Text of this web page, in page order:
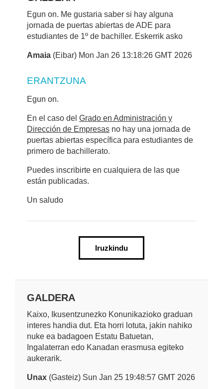
Egun on. Me gustaria saber si hay alguna
jornada de puertas abiertas de ADE para
estudiantes de 1º de bachiller. Eskerrik asko
Amaia (Eibar) Mon Jan 26 13:18:26 GMT 2026
ERANTZUNA
Egun on.
En el caso del Grado en Administración y
Dirección de Empresas no hay una jornada de
puertas abiertas específica para estudiantes de
primero de bachillerato.
Puedes inscribirte en cualquiera de las que
están publicadas.
Un saludo
Iruzkindu
GALDERA
Kaixo, Ikusentzunezko Konunikazioko graduan
interes handia dut. Eta horri lotuta, jakin nahiko
nuke ea badagoen Estatu Batuetan,
Ingalaterran edo Kanadan erasmusa egiteko
aukerarik.
Unax (Gasteiz) Sun Jan 25 19:48:57 GMT 2026